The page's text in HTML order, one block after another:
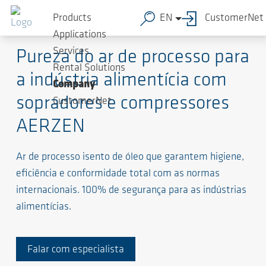
Quão seguro e limpo está seu ar de processo?
Pureza do ar de processo para
a indústria alimentícia com
sopradores e compressores
AERZEN
Ar de processo isento de óleo que garantem higiene,
eficiência e conformidade total com as normas
internacionais. 100% de segurança para as indústrias
alimentícias.
Falar com especialista
Products
Applications
Services
Rental Solutions
Company
CustomerNet
EN CustomerNet